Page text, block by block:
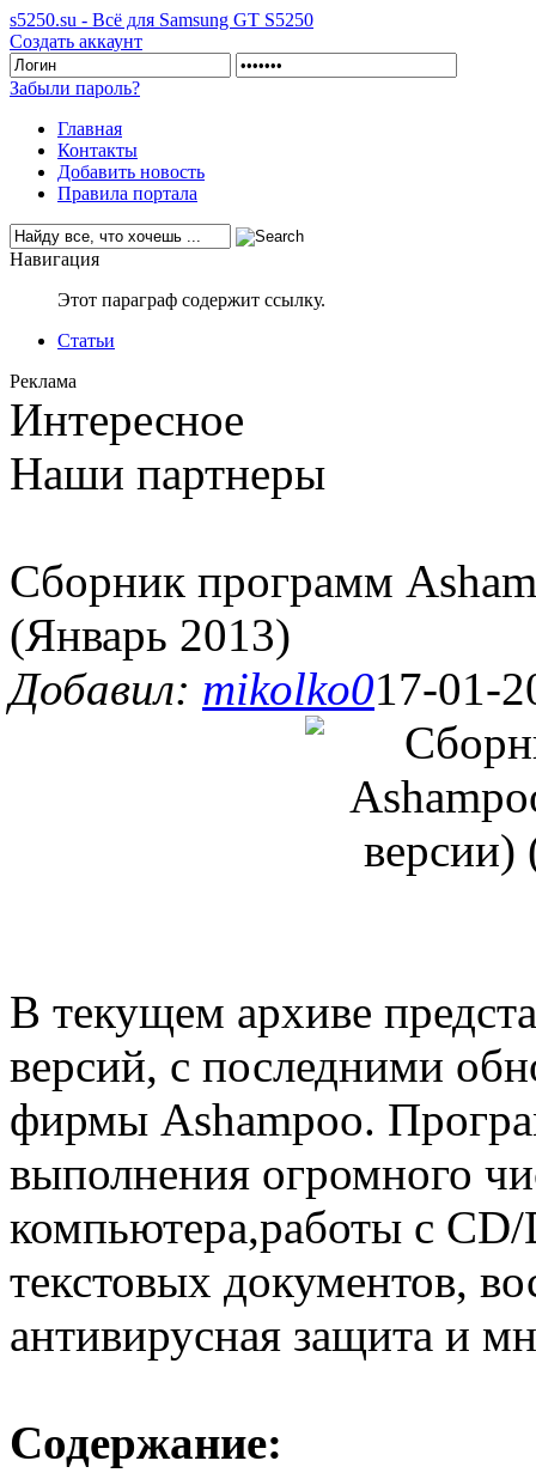
s5250.su - Всё для Samsung GT S5250
Создать аккаунт
Забыли пароль?
Главная
Контакты
Добавить новость
Правила портала
Навигация
Этот параграф содержит ссылку.
Статьи
Реклама
Интересное
Наши партнеры
Сборник программ
(Январь 2013)
Добавил: mikolko017-01-
В текущем архиве
версий, с последними
фирмы Ashampoo.
выполнения огромного
компьютера,работы с
текстовых документов,
антивирусная защита и
Содержание: